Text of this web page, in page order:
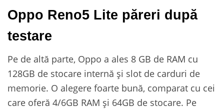
Oppo Reno5 Lite păreri după
testare
Pe de altă parte, Oppo a ales 8 GB de RAM cu
128GB de stocare internă și slot de carduri de
memorie. O alegere foarte bună, comparat cu cei
care oferă 4/6GB RAM și 64GB de stocare. Pe